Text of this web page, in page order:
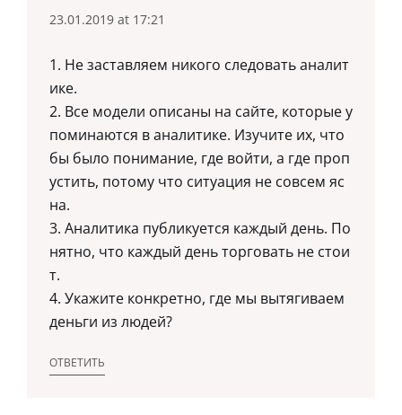
23.01.2019 at 17:21
1. Не заставляем никого следовать аналит
ике.
2. Все модели описаны на сайте, которые у
поминаются в аналитике. Изучите их, что
бы было понимание, где войти, а где проп
устить, потому что ситуация не совсем яс
на.
3. Аналитика публикуется каждый день. По
нятно, что каждый день торговать не стои
т.
4. Укажите конкретно, где мы вытягиваем
деньги из людей?
ОТВЕТИТЬ